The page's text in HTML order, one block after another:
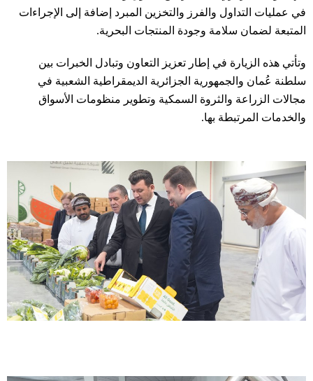
في عمليات التداول والفرز والتخزين المبرد إضافة إلى الإجراءات
المتبعة لضمان سلامة وجودة المنتجات البحرية.
وتأتي هذه الزيارة في إطار تعزيز التعاون وتبادل الخبرات بين
سلطنة عُمان والجمهورية الجزائرية الديمقراطية الشعبية في
مجالات الزراعة والثروة السمكية وتطوير منظومات الأسواق
والخدمات المرتبطة بها.